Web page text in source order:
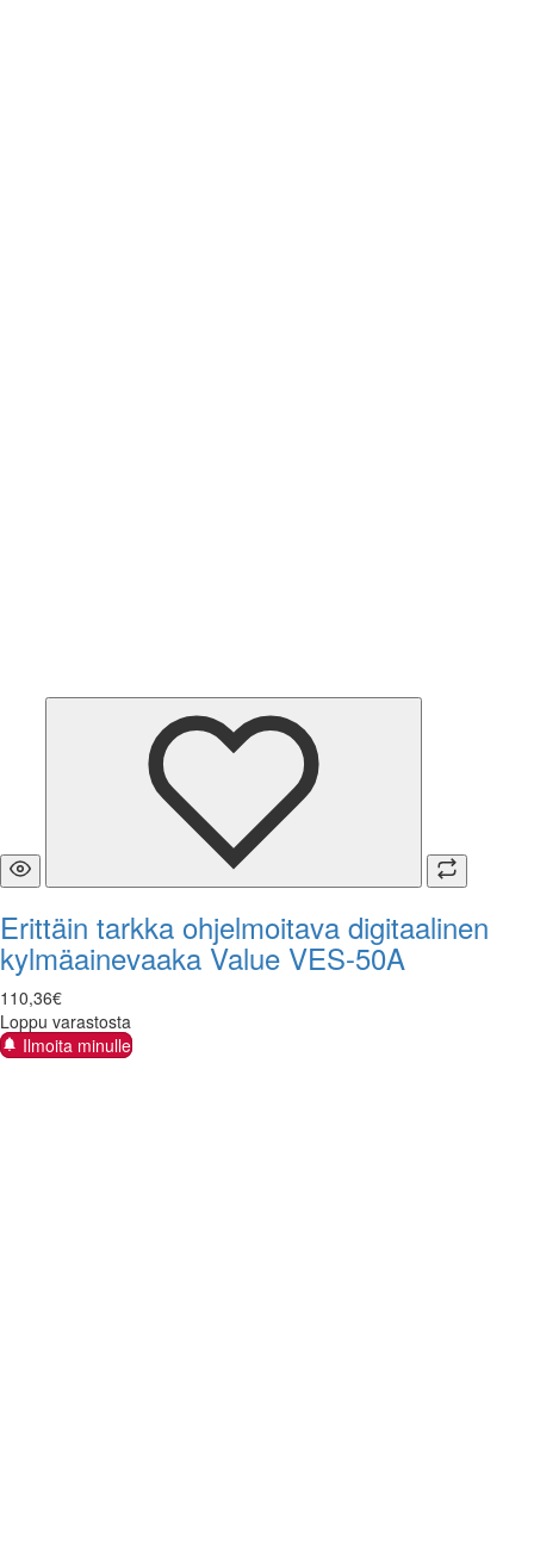
Erittäin tarkka ohjelmoitava digitaalinen
kylmäainevaaka Value VES-50A
110,36€
Loppu varastosta
Ilmoita minulle